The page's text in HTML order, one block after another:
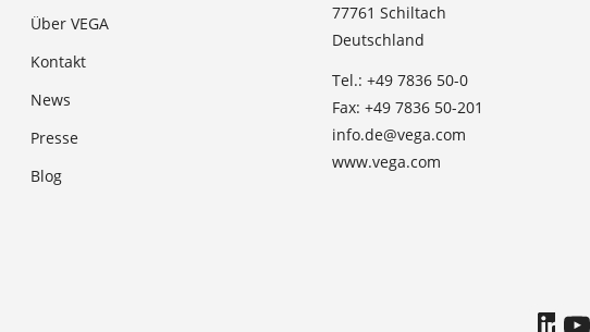
Über VEGA
Kontakt
News
Presse
Blog
77761 Schiltach
Deutschland
Tel.: +49 7836 50-0
Fax: +49 7836 50-201
info.de@vega.com
www.vega.com